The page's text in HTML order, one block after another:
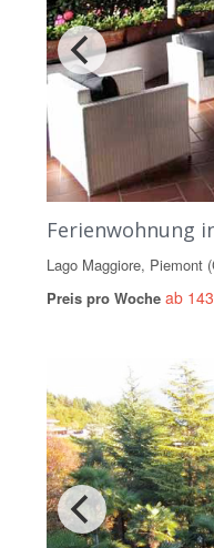
Ferienwohnung
Lago Maggiore, Piemont
Preis pro Woche ab